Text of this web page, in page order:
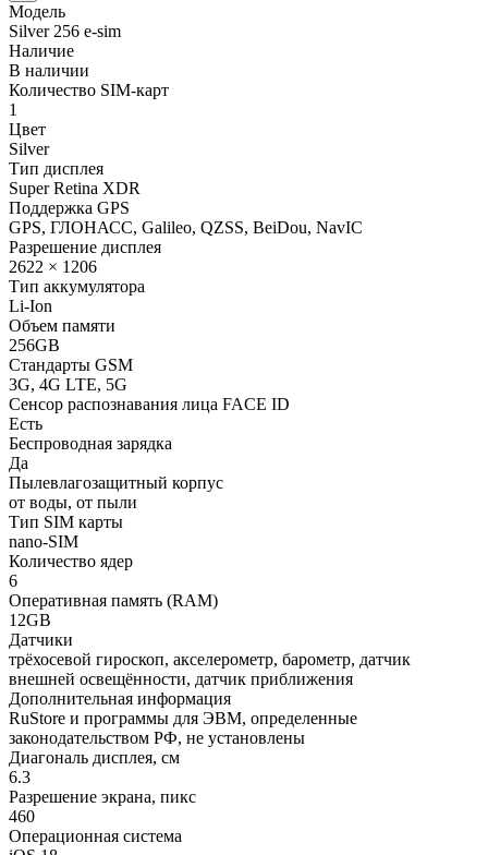
Модель
Silver 256 e-sim
Наличие
В наличии
Количество SIM-карт
1
Цвет
Silver
Тип дисплея
Super Retina XDR
Поддержка GPS
GPS, ГЛОНАСС, Galileo, QZSS, BeiDou, NavIC
Разрешение дисплея
2622 × 1206
Тип аккумулятора
Li-Ion
Объем памяти
256GB
Стандарты GSM
3G, 4G LTE, 5G
Сенсор распознавания лица FACE ID
Есть
Беспроводная зарядка
Да
Пылевлагозащитный корпус
от воды, от пыли
Тип SIM карты
nano-SIM
Количество ядер
6
Оперативная память (RAM)
12GB
Датчики
трёхосевой гироскоп, акселерометр, барометр, датчик
внешней освещённости, датчик приближения
Дополнительная информация
RuStore и программы для ЭВМ, определенные
законодательством РФ, не установлены
Диагональ дисплея, см
6.3
Разрешение экрана, пикс
460
Операционная система